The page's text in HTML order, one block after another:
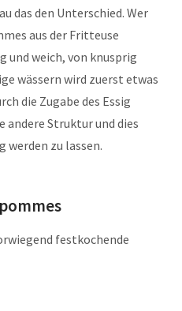
das den Unterschied. Wer
aus der Fritteuse
und weich, von knusprig
wässern wird zuerst etwas
die Zugabe des Essig
andere Struktur und dies
werden zu lassen.
festkochende